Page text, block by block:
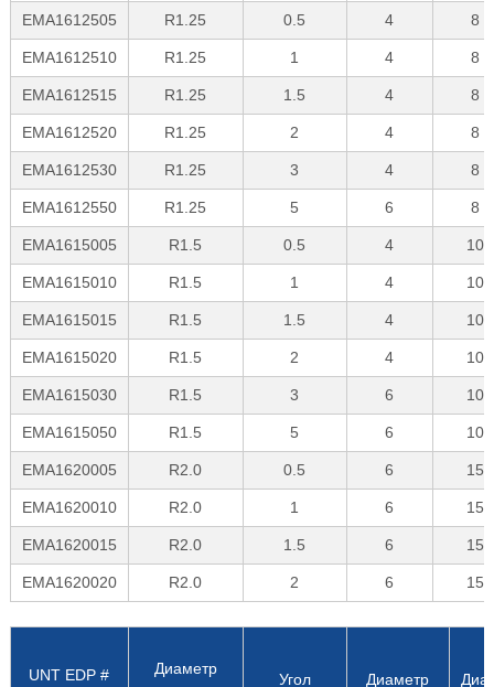
EMA1612505 R1.25 0.5 4 8
EMA1612510 R1.25 1 4 8
EMA1612515 R1.25 1.5 4 8
EMA1612520 R1.25 2 4 8
EMA1612530 R1.25 3 4 8
EMA1612550 R1.25 5 6 8
EMA1615005 R1.5 0.5 4 10
EMA1615010 R1.5 1 4 10
EMA1615015 R1.5 1.5 4 10
EMA1615020 R1.5 2 4 10
EMA1615030 R1.5 3 6 10
EMA1615050 R1.5 5 6 10
EMA1620005 R2.0 0.5 6 15
EMA1620010 R2.0 1 6 15
EMA1620015 R2.0 1.5 6 15
EMA1620020 R2.0 2 6 15
UNT EDP #
Диаметр
Угол Диаметр